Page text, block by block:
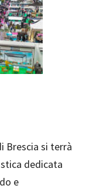
Brescia si terrà
dedicata
e